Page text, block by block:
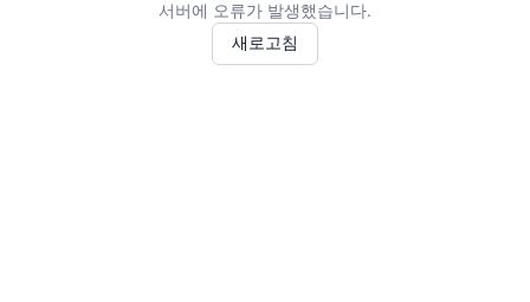
서버에 오류가 발생했습니다.
새로고침